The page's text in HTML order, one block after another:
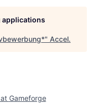
applications
" Accel.
Gameforge